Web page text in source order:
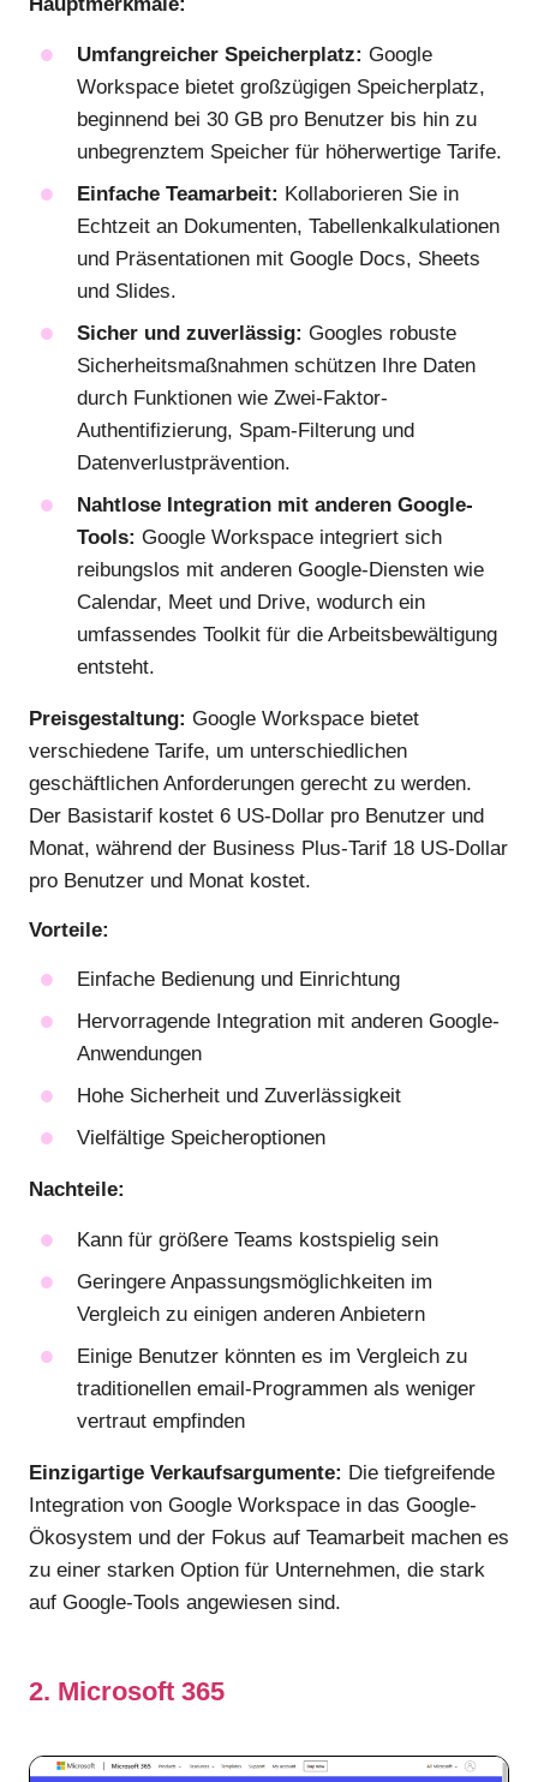
Umfangreicher Speicherplatz: Google
Workspace bietet großzügigen Speicherplatz,
beginnend bei 30 GB pro Benutzer bis hin zu
unbegrenztem Speicher für höherwertige Tarife.
Einfache Teamarbeit: Kollaborieren Sie in
Echtzeit an Dokumenten, Tabellenkalkulationen
und Präsentationen mit Google Docs, Sheets
und Slides.
Sicher und zuverlässig: Googles robuste
Sicherheitsmaßnahmen schützen Ihre Daten
durch Funktionen wie Zwei-Faktor-
Authentifizierung, Spam-Filterung und
Datenverlustprävention.
Nahtlose Integration mit anderen Google-
Tools: Google Workspace integriert sich
reibungslos mit anderen Google-Diensten wie
Calendar, Meet und Drive, wodurch ein
umfassendes Toolkit für die Arbeitsbewältigung
entsteht.
Preisgestaltung: Google Workspace bietet
verschiedene Tarife, um unterschiedlichen
geschäftlichen Anforderungen gerecht zu werden.
Der Basistarif kostet 6 US-Dollar pro Benutzer und
Monat, während der Business Plus-Tarif 18 US-Dollar
pro Benutzer und Monat kostet.
Vorteile:
Einfache Bedienung und Einrichtung
Hervorragende Integration mit anderen Google-
Anwendungen
Hohe Sicherheit und Zuverlässigkeit
Vielfältige Speicheroptionen
Nachteile:
Kann für größere Teams kostspielig sein
Geringere Anpassungsmöglichkeiten im
Vergleich zu einigen anderen Anbietern
Einige Benutzer könnten es im Vergleich zu
traditionellen email-Programmen als weniger
vertraut empfinden
Einzigartige Verkaufsargumente: Die tiefgreifende
Integration von Google Workspace in das Google-
Ökosystem und der Fokus auf Teamarbeit machen es
zu einer starken Option für Unternehmen, die stark
auf Google-Tools angewiesen sind.
2. Microsoft 365